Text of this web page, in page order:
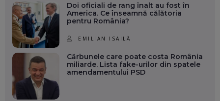
Doi oficiali de rang înalt au fost în
America. Ce înseamnă călătoria
pentru România?
EMILIAN ISAILĂ
Cărbunele care poate costa România
miliarde. Lista fake-urilor din spatele
amendamentului PSD